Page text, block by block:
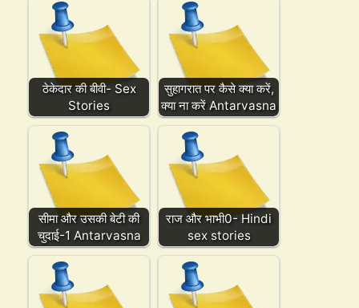
ठेकेदार की बीवी- Sex
Stories
सुहागरात पर कैसे क्या करें,
क्या ना करें Antarvasna
सीमा और उसकी बेटी की
चुदाई-1 Antarvasna
राज और भाभी0- Hindi
sex stories